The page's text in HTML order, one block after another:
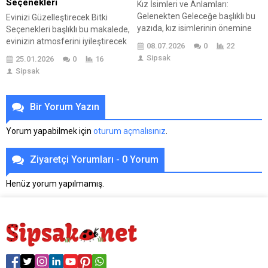
Evinizi Güzelleştirecek Bitki
Seçenekleri başlıklı bu makalede,
evinizin atmosferini iyileştirecek
sunulmaktadır. Evinizi
Güzelleştirecek bitki seçenekleri,
bitkilerin genel özellikleri
hakkında bilgi vermektedir. İç
mekan bitkilerinin ev
dekorasyonuna nasıl katkı
sağladığı ve zaten var olan
bitkilerin bakımına dair ipuçları da
ele alınmıştır. Evinizi...
25.01.2026 0
16
Sipsak
Kız İsimleri ve Anlamları:
Gelenekten Geleceğe başlıklı bu
yazıda, kız isimlerinin önemine
odaklanılmaktadır. Kız isimleri,
bireylerin kimliklerini şekillendiren
farklılıklar da incelenmektedir.
Ayrıca, kız isimleri seçerken
nelere dikkat edilmesi gerektiği...
08.07.2026 0
22
Sipsak
Bir Yorum Yazın
Yorum yapabilmek için oturum açmalısınız
Ziyaretçi Yorumları - 0 Yorum
Henüz yorum yapılmamış.